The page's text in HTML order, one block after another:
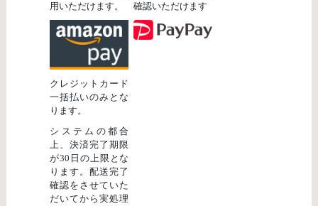
用いただけます。
クレジットカード
一括払いのみとな
ります。
システムの都合
上、決済完了期限
が30日の上限とな
ります。配送完了
確認をさせていた
だいてから実処理
確認いただけます